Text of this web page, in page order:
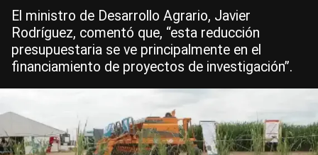
El ministro de Desarrollo Agrario, Javier
Rodríguez, comentó que, “esta reducción
presupuestaria se ve principalmente en el
financiamiento de proyectos de investigación”.